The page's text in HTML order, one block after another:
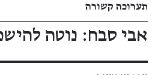
תערוכה קשורה
אבי סבח: נוטה